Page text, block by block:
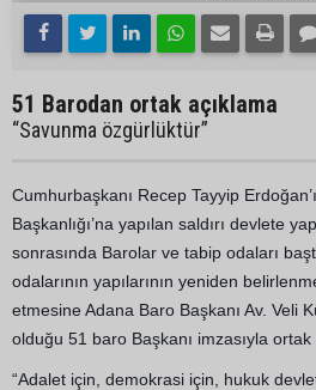
51 Barodan ortak açıklama
“Savunma özgürlüktür”
Cumhurbaşkanı Recep Tayyip
Başkanlığı’na yapılan saldırı devlete
sonrasında Barolar ve tabip odaları
odalarının yapılarının yeniden
etmesine Adana Baro Başkanı Av. Veli
olduğu 51 baro Başkanı imzasıyla ortak
“Adalet için, demokrasi için, hukuk